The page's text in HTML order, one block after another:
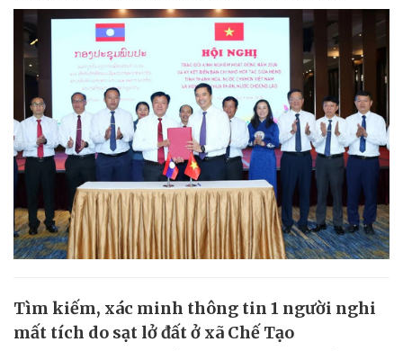
Tìm kiếm, xác minh thông tin 1 người nghi
mất tích do sạt lở đất ở xã Chế Tạo